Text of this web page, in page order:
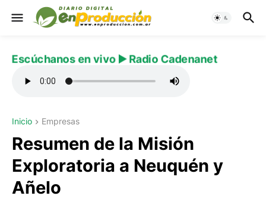
Escúchanos en vivo ▶️ Radio Cadenanet
Inicio Empresas
Resumen de la Misión
Exploratoria a Neuquén y
Añelo